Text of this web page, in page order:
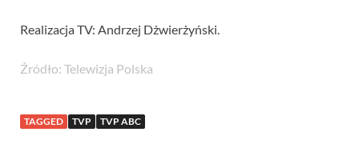
Realizacja TV: Andrzej Dżwierżyński.
Źródło: Telewizja Polska
TAGGED TVP TVP ABC